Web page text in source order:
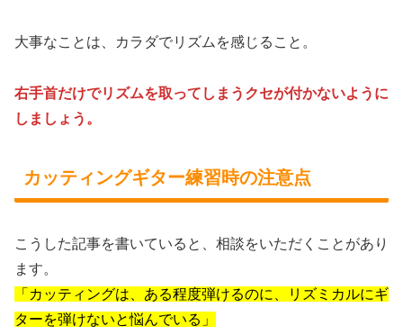
大事なことは、カラダでリズムを感じること。
右手首だけでリズムを取ってしまうクセが付かないように
しましょう。
カッティングギター練習時の注意点
こうした記事を書いていると、相談をいただくことがあり
ます。
「カッティングは、ある程度弾けるのに、リズミカルにギ
ターを弾けないと悩んでいる」